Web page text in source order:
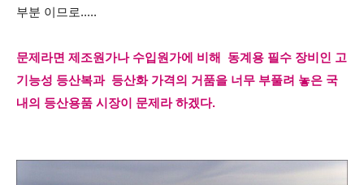
부분 이므로.....
문제라면 제조원가나 수입원가에 비해 동계용 필수 장비인 고
기능성 등산복과 등산화 가격의 거품을 너무 부풀려 놓은 국
내의 등산용품 시장이 문제라 하겠다.